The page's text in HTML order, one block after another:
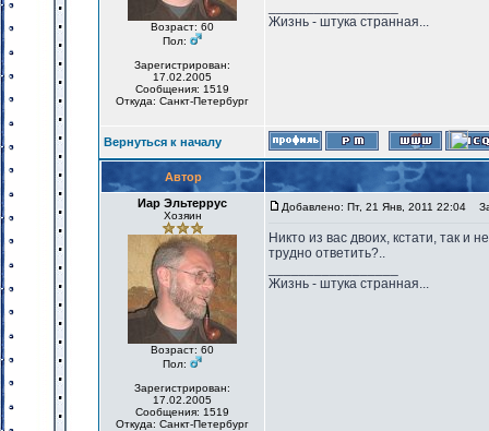
Возраст: 60
Пол:
Зарегистрирован:
17.02.2005
Сообщения: 1519
Откуда: Санкт-Петербург
Жизнь - штука странная...
Вернуться к началу
Автор
Иар Эльтеррус
Хозяин
Возраст: 60
Пол:
Зарегистрирован:
17.02.2005
Сообщения: 1519
Откуда: Санкт-Петербург
Добавлено: Пт, 21 Янв, 2011 22:04
Никто из вас двоих, кстати, так и
трудно ответить?..
Жизнь - штука странная...